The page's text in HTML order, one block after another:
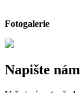
Fotogalerie
Napište nám